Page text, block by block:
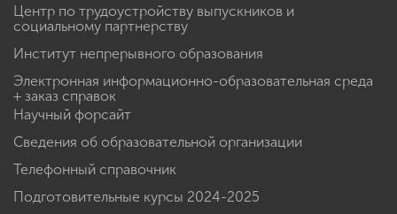
Центр по трудоустройству выпускников и
социальному партнерству
Институт непрерывного образования
Электронная информационно-образовательная среда
+ заказ справок
Научный форсайт
Сведения об образовательной организации
Телефонный справочник
Подготовительные курсы 2024-2025